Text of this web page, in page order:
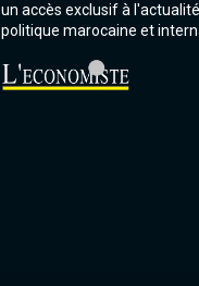
un accès exclusif à
politique marocaine et